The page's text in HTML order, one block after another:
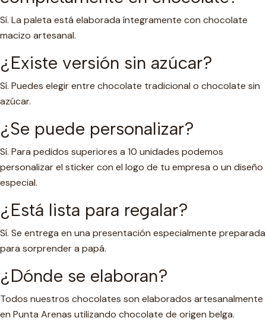
Sí. La paleta está elaborada íntegramente con chocolate
macizo artesanal.
¿Existe versión sin azúcar?
Sí. Puedes elegir entre chocolate tradicional o chocolate sin
azúcar.
¿Se puede personalizar?
Sí. Para pedidos superiores a 10 unidades podemos
personalizar el sticker con el logo de tu empresa o un diseño
especial.
¿Está lista para regalar?
Sí. Se entrega en una presentación especialmente preparada
para sorprender a papá.
¿Dónde se elaboran?
Todos nuestros chocolates son elaborados artesanalmente
en Punta Arenas utilizando chocolate de origen belga.